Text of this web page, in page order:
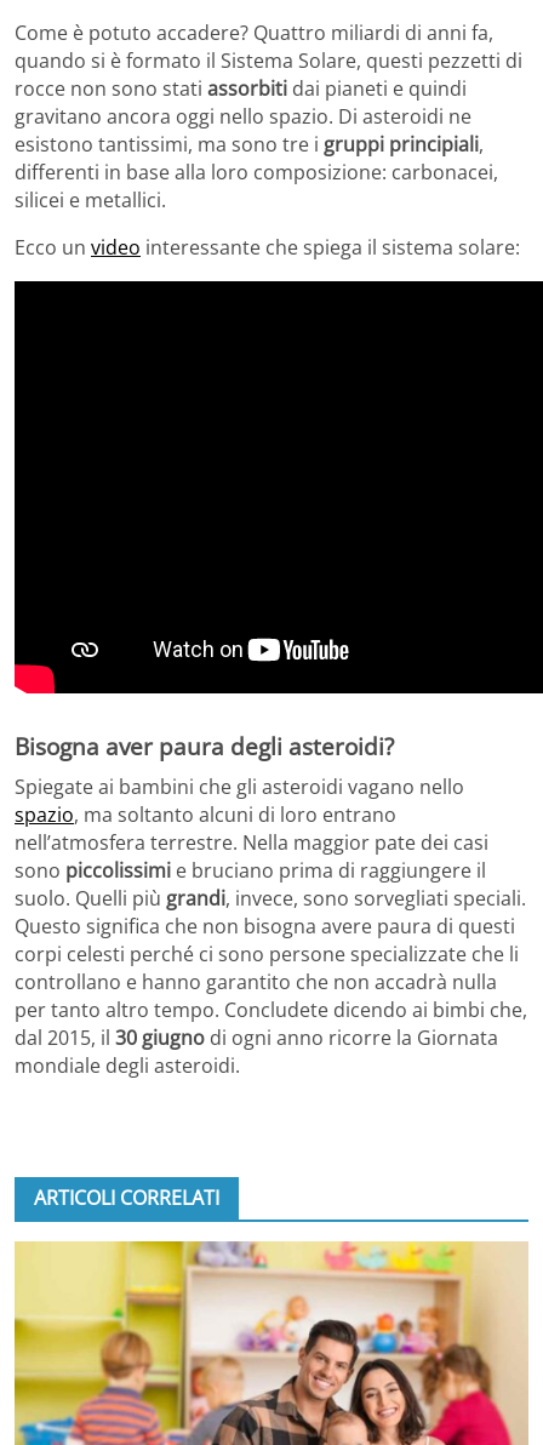
Come è potuto accadere? Quattro miliardi di anni fa,
quando si è formato il Sistema Solare, questi pezzetti di
rocce non sono stati assorbiti dai pianeti e quindi
gravitano ancora oggi nello spazio. Di asteroidi ne
esistono tantissimi, ma sono tre i gruppi principiali,
differenti in base alla loro composizione: carbonacei,
silicei e metallici.
Ecco un video interessante che spiega il sistema solare:
Bisogna aver paura degli asteroidi?
Spiegate ai bambini che gli asteroidi vagano nello
spazio, ma soltanto alcuni di loro entrano
nell’atmosfera terrestre. Nella maggior pate dei casi
sono piccolissimi e bruciano prima di raggiungere il
suolo. Quelli più grandi, invece, sono sorvegliati speciali.
Questo significa che non bisogna avere paura di questi
corpi celesti perché ci sono persone specializzate che li
controllano e hanno garantito che non accadrà nulla
per tanto altro tempo. Concludete dicendo ai bimbi che,
dal 2015, il 30 giugno di ogni anno ricorre la Giornata
mondiale degli asteroidi.
ARTICOLI CORRELATI